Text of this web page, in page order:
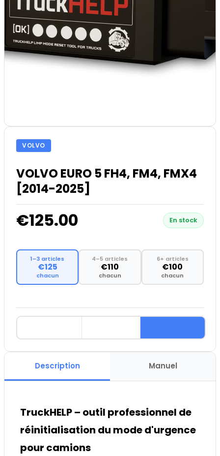
VOLVO
VOLVO EURO 5 FH4, FM4, FMX4
[2014-2025]
€125.00 En stock
1–3 articles
€125
chacun
4–5 articles
€110
chacun
6+ articles
€100
chacun
Description Manuel
TruckHELP – outil professionnel de
réinitialisation du mode d'urgence
pour camions